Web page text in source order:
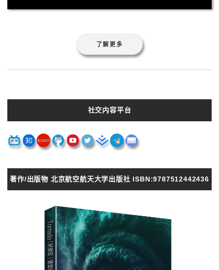
了解更多
社交内容平台
著作/出版物 北京航空航天大学出版社 ISBN:9787512442436